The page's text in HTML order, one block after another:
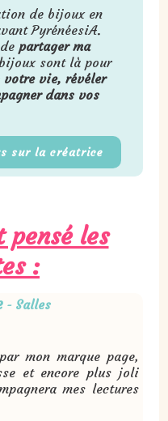
de bijoux en
PyrénéesiA.
partager ma
sont là pour
votre vie, révéler
dans vos
sur la créatrice
pensé les
:
- Salles
mon marque page,
et encore plus joli
mes lectures